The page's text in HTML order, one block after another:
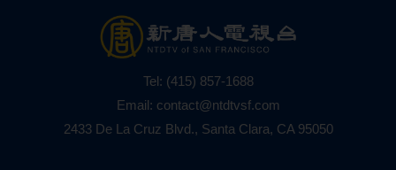
Tel: (415) 857-1688
Email: contact@ntdtvsf.com
2433 De La Cruz Blvd., Santa Clara, CA 95050